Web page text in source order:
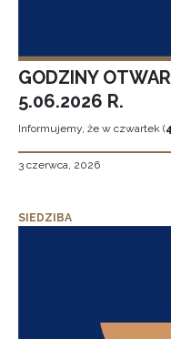
GODZINY
5.06.2026 R.
Informujemy, że w czwartek (
3 czerwca, 2026
SIEDZIBA